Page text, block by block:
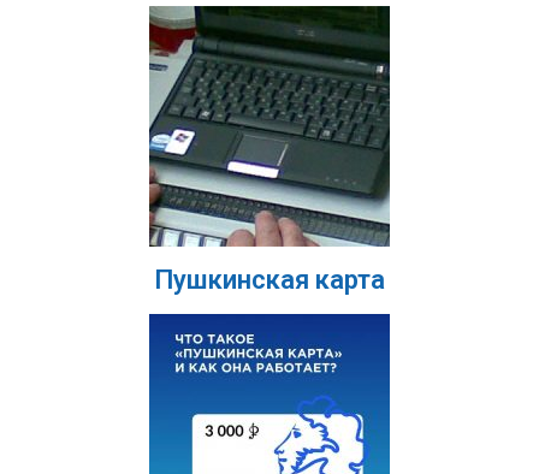
Пушкинская карта